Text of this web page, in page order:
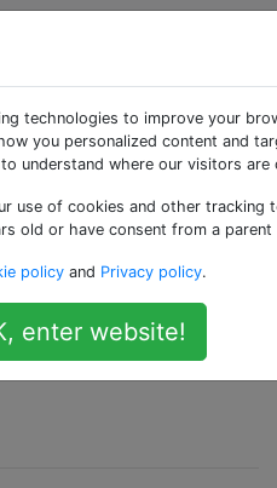
für
technologies to improve your
you personalized content and
understand where our visitors are
use of cookies and other tracking
old or have consent from a parent
policy and Privacy policy.
enter website!